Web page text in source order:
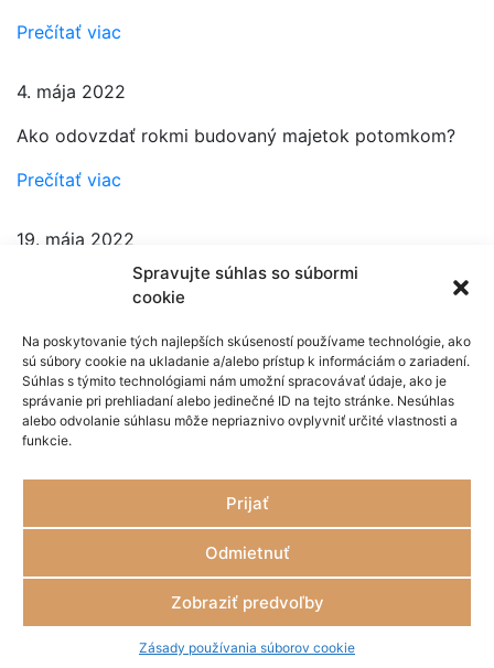
Spravujte súhlas so súbormi
cookie
Na poskytovanie tých najlepších skúseností používame technológie, ako
sú súbory cookie na ukladanie a/alebo prístup k informáciám o zariadení.
Súhlas s týmito technológiami nám umožní spracovávať údaje, ako je
správanie pri prehliadaní alebo jedinečné ID na tejto stránke. Nesúhlas
alebo odvolanie súhlasu môže nepriaznivo ovplyvniť určité vlastnosti a
funkcie.
Prijať
Odmietnuť
Zobraziť predvoľby
Zásady používania súborov cookie
Prečítať viac
4. mája 2022
Ako odovzdať rokmi budovaný majetok potomkom?
Prečítať viac
19. mája 2022
Fórum „Rodinný biznis 2022“
Kontakt:
Subin & Partners, Calton Savoy Offices,
Cookies
Ochrana súkromia
Copyright © 2023 Subin & Partners